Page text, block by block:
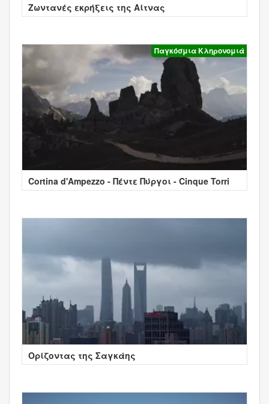
Ζωντανές εκρήξεις της Αίτνας
Παγκόσμια Κληρονομιά
Cortina d'Ampezzo - Πέντε Πύργοι - Cinque Torri
Ορίζοντας της Σαγκάης